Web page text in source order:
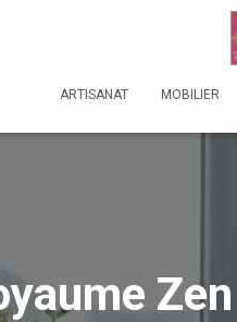
ARTISANAT MOBILIER